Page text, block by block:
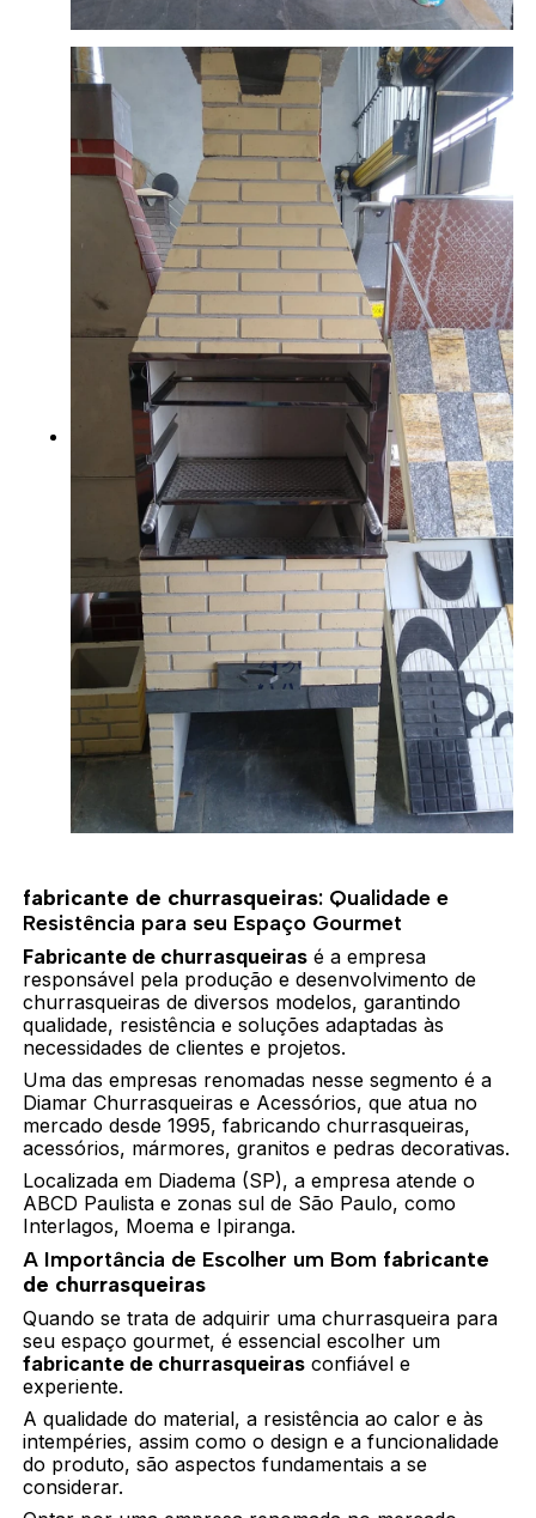
fabricante de churrasqueiras: Qualidade e
Resistência para seu Espaço Gourmet
Fabricante de churrasqueiras é a empresa
responsável pela produção e desenvolvimento de
churrasqueiras de diversos modelos, garantindo
qualidade, resistência e soluções adaptadas às
necessidades de clientes e projetos.
Uma das empresas renomadas nesse segmento é a
Diamar Churrasqueiras e Acessórios, que atua no
mercado desde 1995, fabricando churrasqueiras,
acessórios, mármores, granitos e pedras decorativas.
Localizada em Diadema (SP), a empresa atende o
ABCD Paulista e zonas sul de São Paulo, como
Interlagos, Moema e Ipiranga.
A Importância de Escolher um Bom fabricante
de churrasqueiras
Quando se trata de adquirir uma churrasqueira para
seu espaço gourmet, é essencial escolher um
fabricante de churrasqueiras confiável e
experiente.
A qualidade do material, a resistência ao calor e às
intempéries, assim como o design e a funcionalidade
do produto, são aspectos fundamentais a se
considerar.